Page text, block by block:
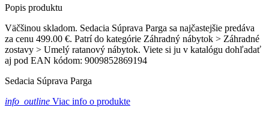
Popis produktu
Väčšinou skladom. Sedacia Súprava Parga sa najčastejšie predáva
za cenu 499.00 €. Patrí do kategórie Záhradný nábytok > Záhradné
zostavy > Umelý ratanový nábytok. Viete si ju v katalógu dohľadať
aj pod EAN kódom: 9009852869194
Sedacia Súprava Parga
info_outline Viac info o produkte